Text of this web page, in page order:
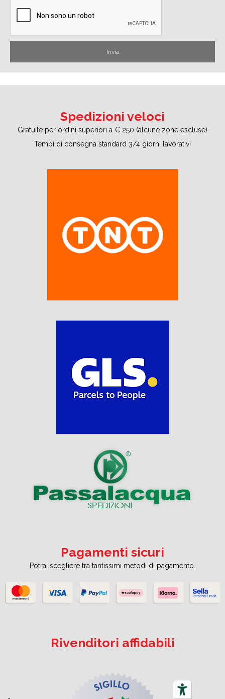
Spedizioni veloci
Gratuite per ordini superiori a € 250 (alcune zone escluse)
Tempi di consegna standard 3/4 giorni lavorativi
Pagamenti sicuri
Potrai scegliere tra tantissimi metodi di pagamento.
Rivenditori affidabili